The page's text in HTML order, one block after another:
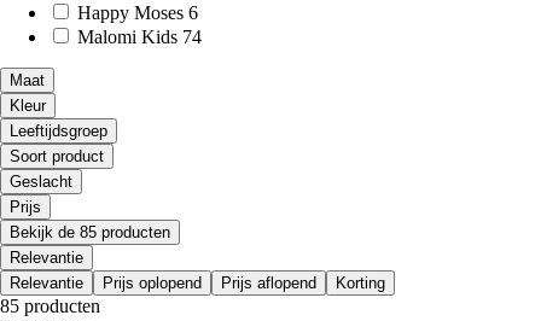
Happy Moses 6
Malomi Kids 74
Maat
Kleur
Leeftijdsgroep
Soort product
Geslacht
Prijs
Bekijk de 85 producten
Relevantie
Relevantie
Prijs oplopend Prijs aflopend Korting
85 producten